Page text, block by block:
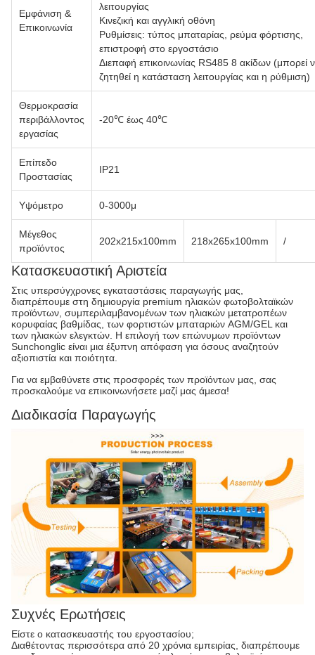
Εμφάνιση &
Επικοινωνία
λειτουργίας
Κινεζική και αγγλική οθόνη
Ρυθμίσεις: τύπος μπαταρίας, ρεύμα φόρτισης,
επιστροφή στο εργοστάσιο
Διεπαφή επικοινωνίας RS485 8 ακίδων (μπορεί
ζητηθεί η κατάσταση λειτουργίας και η ρύθμιση)
Θερμοκρασία
περιβάλλοντος
εργασίας
-20℃ έως 40℃
Επίπεδο
Προστασίας
IP21
Υψόμετρο 0-3000μ
Μέγεθος
προϊόντος
202x215x100mm 218x265x100mm /
Κατασκευαστική Αριστεία
Στις υπερσύγχρονες εγκαταστάσεις παραγωγής μας,
διαπρέπουμε στη δημιουργία premium ηλιακών φωτοβολταϊκών
προϊόντων, συμπεριλαμβανομένων των ηλιακών μετατροπέων
κορυφαίας βαθμίδας, των φορτιστών μπαταριών AGM/GEL και
των ηλιακών ελεγκτών. Η επιλογή των επώνυμων προϊόντων
Sunchonglic είναι μια έξυπνη απόφαση για όσους αναζητούν
αξιοπιστία και ποιότητα.
Για να εμβαθύνετε στις προσφορές των προϊόντων μας, σας
προσκαλούμε να επικοινωνήσετε μαζί μας άμεσα!
Διαδικασία Παραγωγής
Συχνές Ερωτήσεις
Είστε ο κατασκευαστής του εργοστασίου;
Διαθέτοντας περισσότερα από 20 χρόνια εμπειρίας, διαπρέπουμε